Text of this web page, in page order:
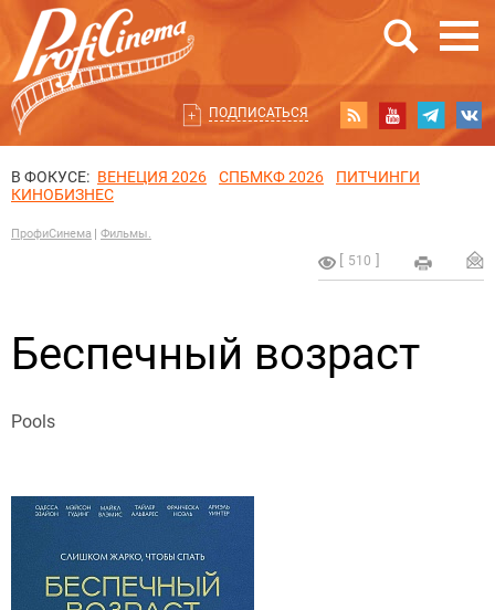
ПОДПИСАТЬСЯ
В ФОКУСЕ: ВЕНЕЦИЯ 2026 СПБМКФ 2026
ПИТЧИНГИ
КИНОБИЗНЕС
ПрофиСинема Фильмы.
510
Беспечный возраст
Pools